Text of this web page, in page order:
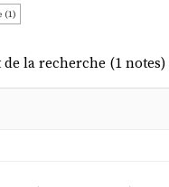
(1)
de la recherche (1 notes)